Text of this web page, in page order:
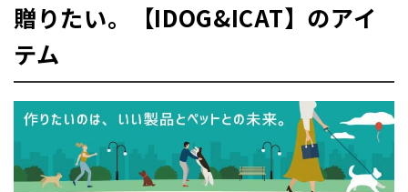
贈りたい。【IDOG&ICAT】のアイ
テム